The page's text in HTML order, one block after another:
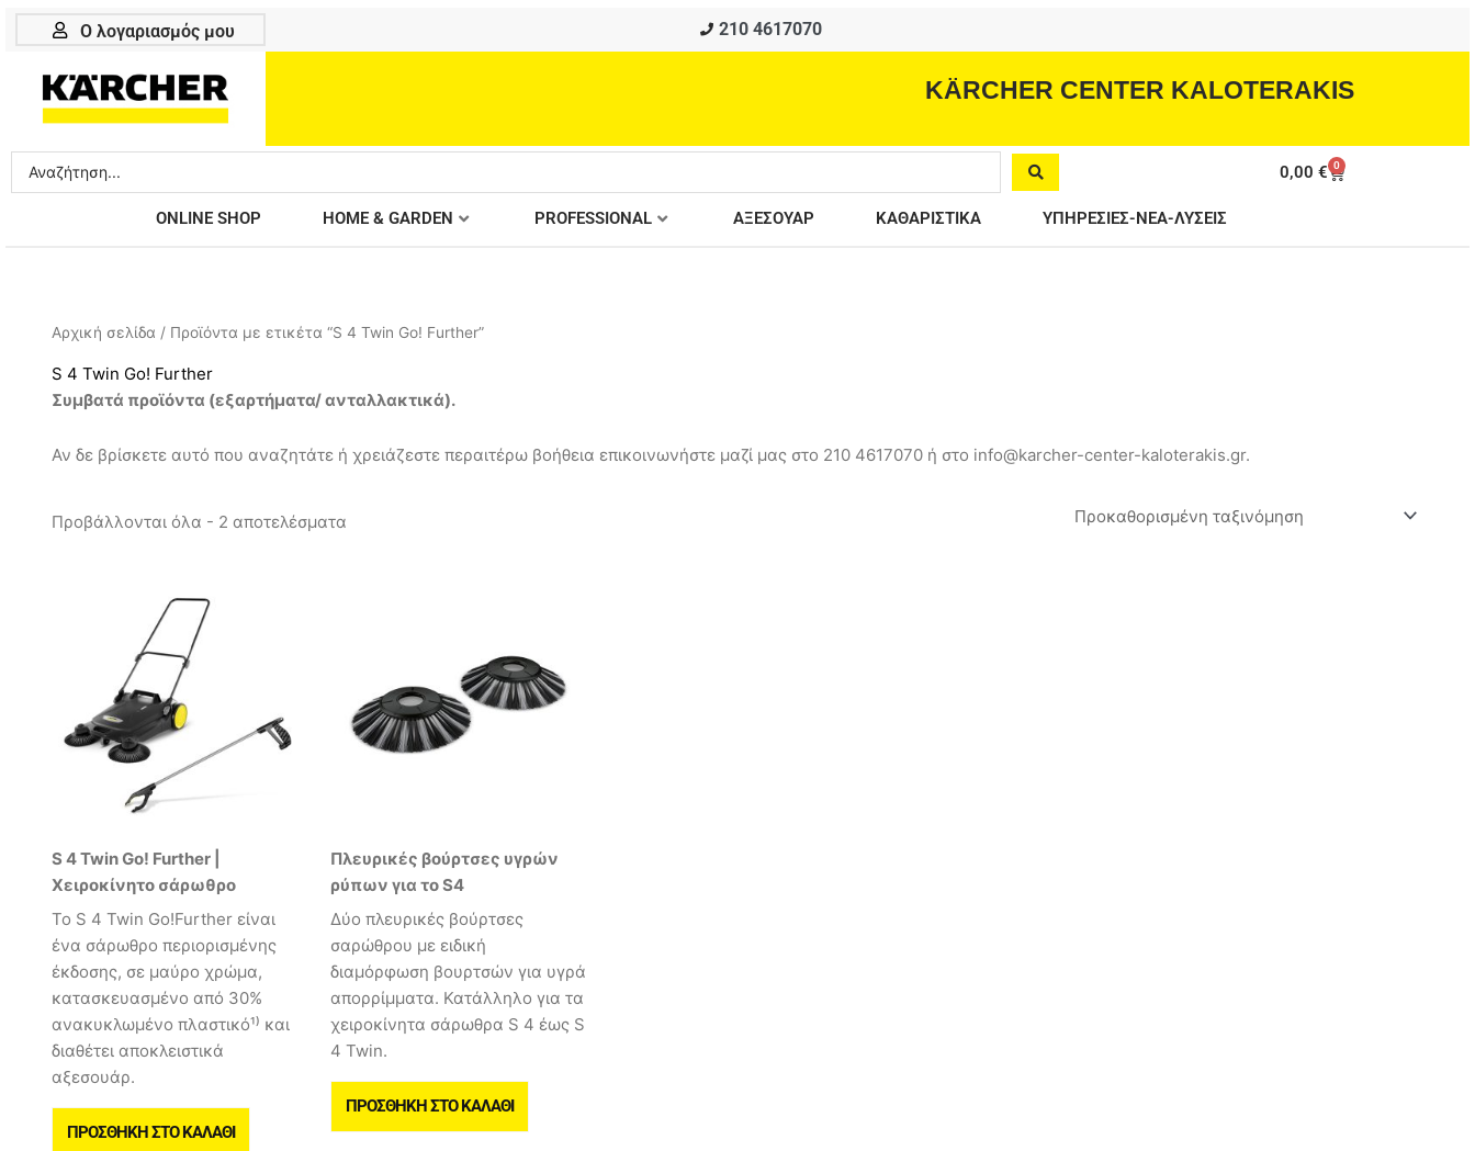
Μετάβαση
Ο λογαριασμός μου 210 4617070
KÄRCHER CENTER KALOTERAKIS
Search
...
0,00€ 0
Cart
ONLINE SHOP HOME & GARDEN PROFESSIONAL ΑΞΕΣΟΥΑΡ ΚΑΘΑΡΙΣΤΙΚΑ ΥΠΗΡΕΣΙΕΣ-ΝΕΑ-ΛΥΣΕΙΣ
Αρχική σελίδα / Προϊόντα με ετικέτα “S 4 Twin Go! Further”
S 4 Twin Go! Further
Συμβατά προϊόντα (εξαρτήματα/ ανταλλακτικά).
Αν δε βρίσκετε αυτό που αναζητάτε ή χρειάζεστε περαιτέρω βοήθεια επικοινωνήστε μαζί μας στο 210 4617070 ή στο info@karcher-center-kaloterakis.gr.
Προβάλλονται όλα - 2 αποτελέσματα
S 4 Twin Go! Further |
Χειροκίνητο σάρωθρο
Το S 4 Twin Go!Further είναι
ένα σάρωθρο περιορισμένης
έκδοσης, σε μαύρο χρώμα,
κατασκευασμένο από 30%
ανακυκλωμένο πλαστικό¹⁾ και
διαθέτει αποκλειστικά
αξεσουάρ.
ΠΡΟΣΘΉΚΗ ΣΤΟ ΚΑΛΆΘΙ
Πλευρικές βούρτσες υγρών
ρύπων για το S4
Δύο πλευρικές βούρτσες
σαρώθρου με ειδική
διαμόρφωση βουρτσών για υγρά
απορρίμματα. Κατάλληλο για τα
χειροκίνητα σάρωθρα S 4 έως S
4 Twin.
ΠΡΟΣΘΉΚΗ ΣΤΟ ΚΑΛΆΘΙ